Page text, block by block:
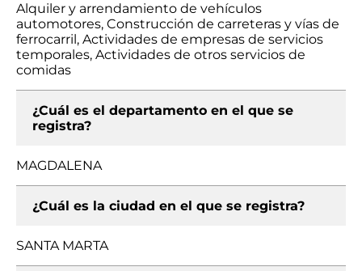
Alquiler y arrendamiento de vehículos
automotores, Construcción de carreteras y vías de
ferrocarril, Actividades de empresas de servicios
temporales, Actividades de otros servicios de
comidas
¿Cuál es el departamento en el que se
registra?
MAGDALENA
¿Cuál es la ciudad en el que se registra?
SANTA MARTA